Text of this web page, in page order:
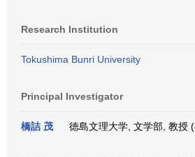
Research Institution
Tokushima Bunri University
Principal Investigator
橋詰 茂 徳島文理大学, 文学部, 教授